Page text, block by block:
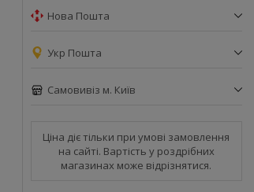
Нова Пошта
Укр Пошта
Самовивіз м. Київ
Ціна діє тільки при умові замовлення
на сайті. Вартість у роздрібних
магазинах може відрізнятися.